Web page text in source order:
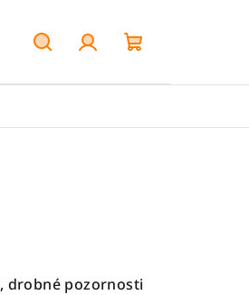
košík
, drobné pozornosti